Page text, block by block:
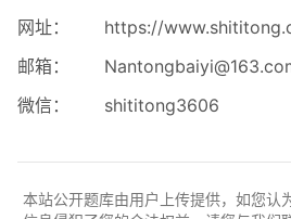
网址：
https://
邮箱：
微信：
shititong3606
本站公开题库由用户上传提供，如您认